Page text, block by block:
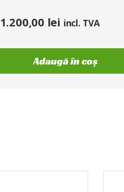
1.200,00 lei incl. TVA
Adaugă în coș